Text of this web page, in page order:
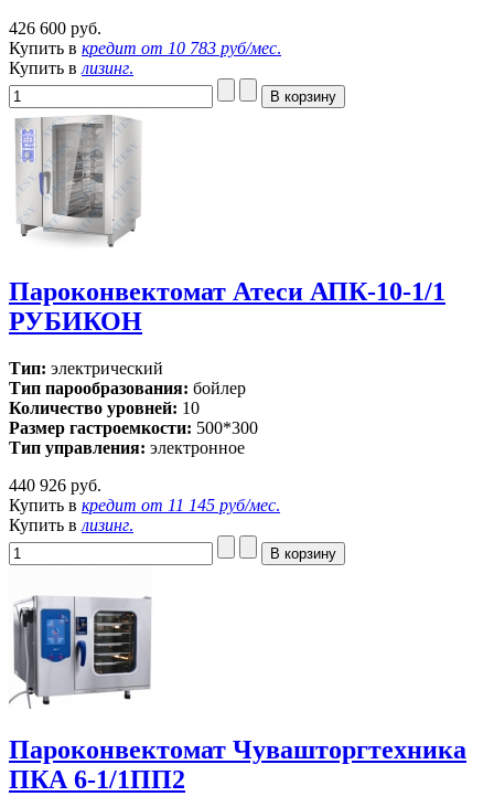
426 600 руб.
Купить в кредит от 10 783 руб/мес.
Купить в лизинг.
Пароконвектомат Атеси АПК-10-1/1
РУБИКОН
Тип: электрический
Тип парообразования: бойлер
Количество уровней: 10
Размер гастроемкости: 500*300
Тип управления: электронное
440 926 руб.
Купить в кредит от 11 145 руб/мес.
Купить в лизинг.
Пароконвектомат Чувашторгтехника
ПКА 6-1/1ПП2